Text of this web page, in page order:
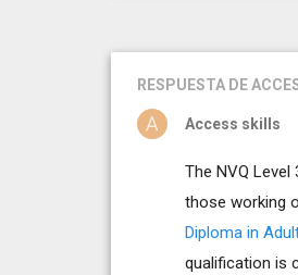
RESPUESTA DE
Access skills
The NVQ
those working
Diploma in
qualification is